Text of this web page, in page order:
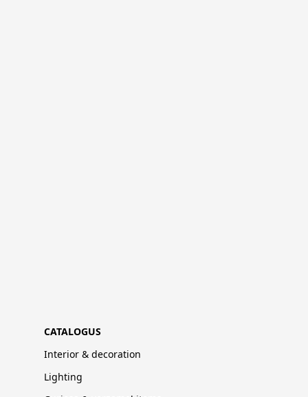
CATALOGUS
Interior & decoration
Lighting